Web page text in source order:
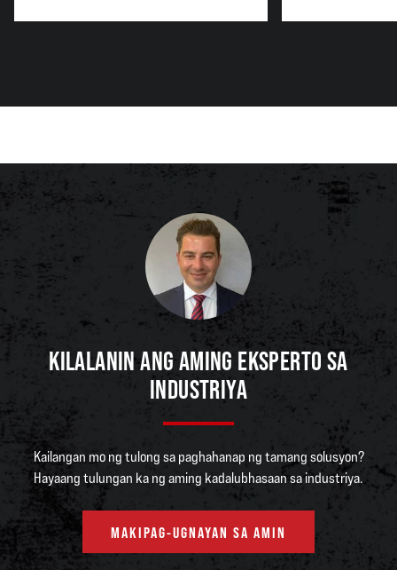
KILALANIN ANG AMING EKSPERTO SA
INDUSTRIYA
Kailangan mo ng tulong sa paghahanap ng tamang solusyon?
Hayaang tulungan ka ng aming kadalubhasaan sa industriya.
MAKIPAG-UGNAYAN SA AMIN